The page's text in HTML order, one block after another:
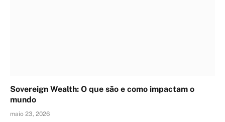
Sovereign Wealth: O que são e como impactam o
mundo
maio 23, 2026